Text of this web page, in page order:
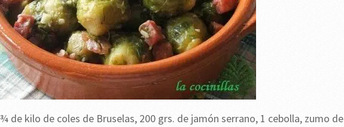
de kilo de coles de Bruselas, 200 grs. de jamón serrano, 1 cebolla, zumo de